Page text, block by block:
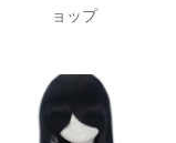
ョップ